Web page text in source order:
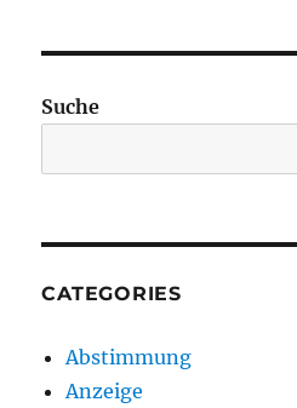
Suche
CATEGORIES
Abstimmung
Anzeige